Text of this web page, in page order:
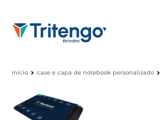
início case e capa de notebook personalizado